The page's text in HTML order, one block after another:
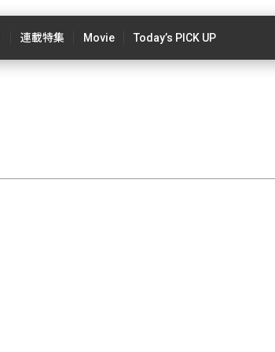
連載特集 Movie Today’s PICK UP